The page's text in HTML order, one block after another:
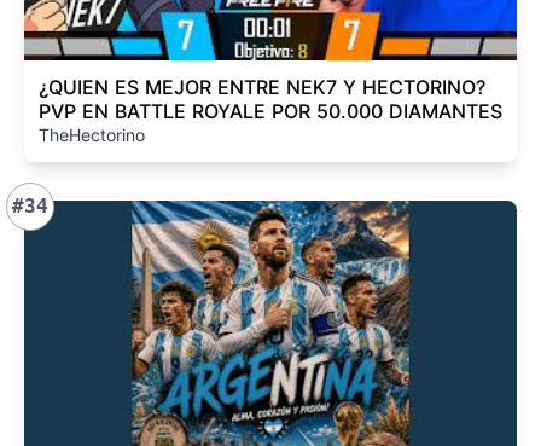
¿QUIEN ES MEJOR ENTRE NEK7 Y HECTORINO?
PVP EN BATTLE ROYALE POR 50.000 DIAMANTES
TheHectorino
#34